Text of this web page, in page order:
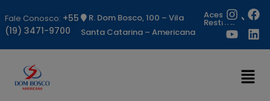
Fale Conosco: +55
(19) 3471-9700
R. Dom Bosco, 100 – Vila
Santa Catarina – Americana
Acesso
Restrito